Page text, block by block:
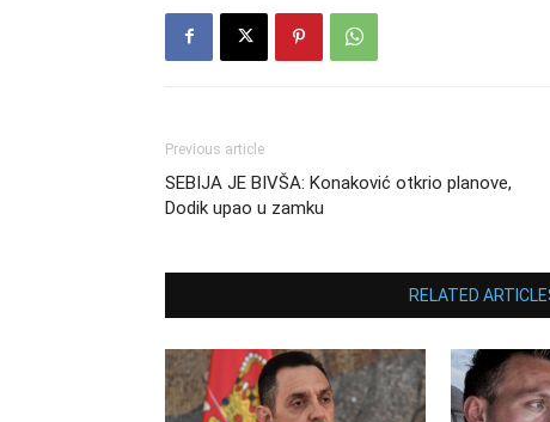
Previous article
SEBIJA JE BIVŠA: Konaković otkrio planove,
Dodik upao u zamku
RELATED